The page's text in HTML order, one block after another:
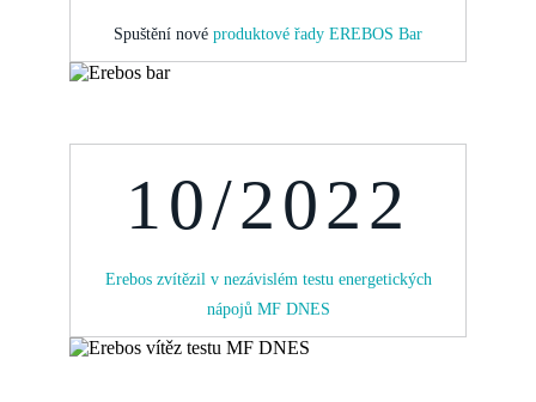
Spuštění nové produktové řady EREBOS Bar
10/2022
Erebos zvítězil v nezávislém testu energetických
nápojů MF DNES